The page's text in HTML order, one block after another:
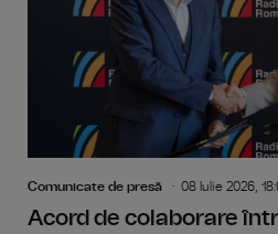
Comunicate de presă 08 Iulie 2026,
Acord de colaborare